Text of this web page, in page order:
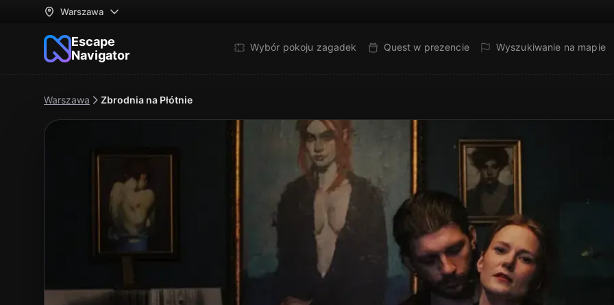
Warszawa
Escape
Navigator
Wybór pokoju zagadek Quest w prezencie Wyszukiwanie na mapie
Warszawa Zbrodnia na Płótnie